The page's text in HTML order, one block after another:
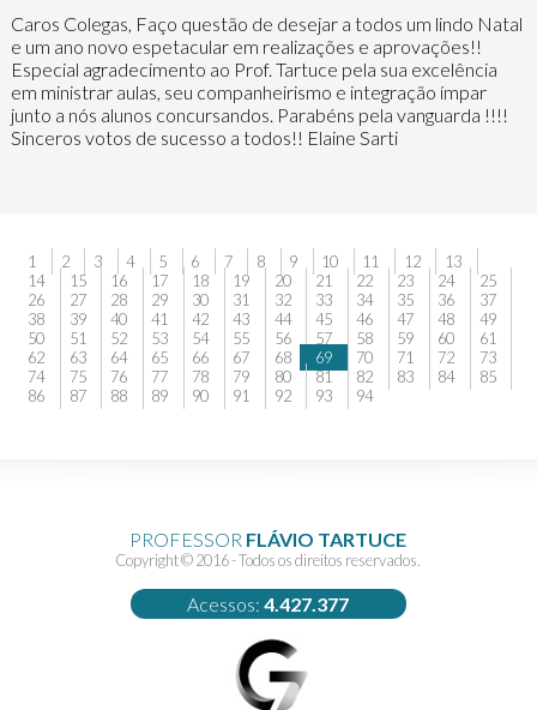
Caros Colegas, Faço questão de desejar a todos um lindo Natal
e um ano novo espetacular em realizações e aprovações!!
Especial agradecimento ao Prof. Tartuce pela sua excelência
em ministrar aulas, seu companheirismo e integração ímpar
junto a nós alunos concursandos. Parabéns pela vanguarda !!!!
Sinceros votos de sucesso a todos!! Elaine Sarti
1 2 3 4 5 6 7 8 9 10 11 12
13
14
15 16 17 18 19 20 21 22 23 24
25
26
27 28 29 30 31 32 33 34 35 36
37
38
39 40 41 42 43 44 45 46 47 48
49
50
51 52 53 54 55 56 57 58 59 60
61
62
63 64 65 66 67 68 69 70 71 72
73
74
75 76 77 78 79 80 81 82 83 84
85
86
87 88 89 90 91 92 93 94
PROFESSOR FLÁVIO TARTUCE
Copyright © 2016 - Todos os direitos reservados.
Acessos:4.427.377